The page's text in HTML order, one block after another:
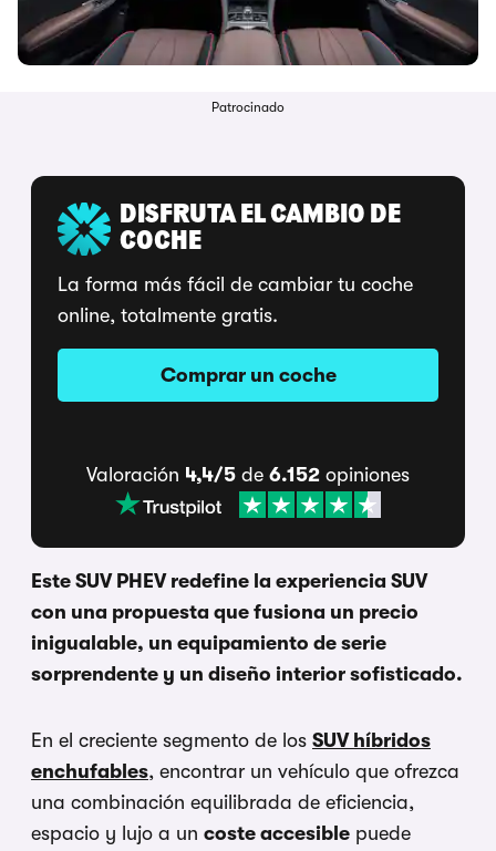
Patrocinado
DISFRUTA EL CAMBIO DE
COCHE
La forma más fácil de cambiar tu coche
online, totalmente gratis.
Comprar un coche
Valoración 4,4/5 de 6.152 opiniones
Este SUV PHEV redefine la experiencia SUV
con una propuesta que fusiona un precio
inigualable, un equipamiento de serie
sorprendente y un diseño interior sofisticado.
En el creciente segmento de los SUV híbridos
enchufables, encontrar un vehículo que ofrezca
una combinación equilibrada de eficiencia,
espacio y lujo a un coste accesible puede